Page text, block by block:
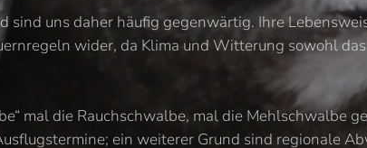
uns daher häufig gegenwärtig. Ihre
wider, da Klima und Witterung sowohl
mal die Rauchschwalbe, mal die Mehlschwalbe
ein weiterer Grund sind regionale